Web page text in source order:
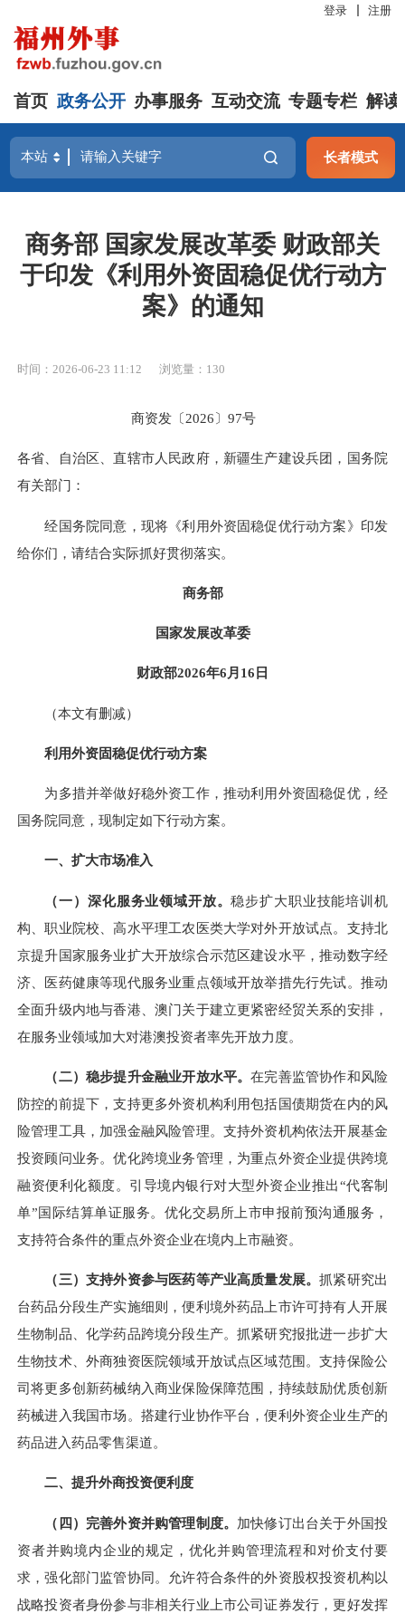
登录 注册
首页 政务公开 办事服务 互动交流 专题专栏 解读
长者模式
商务部 国家发展改革委 财政部关
于印发《利用外资固稳促优行动方
案》的通知
时间：2026-06-23 11:12 浏览量：130
商资发〔2026〕97号
各省、自治区、直辖市人民政府，新疆生产建设兵团，国务院
有关部门：
经国务院同意，现将《利用外资固稳促优行动方案》印发
给你们，请结合实际抓好贯彻落实。
商务部
国家发展改革委
财政部2026年6月16日
（本文有删减）
利用外资固稳促优行动方案
为多措并举做好稳外资工作，推动利用外资固稳促优，经
国务院同意，现制定如下行动方案。
一、扩大市场准入
（一）深化服务业领域开放。稳步扩大职业技能培训机
构、职业院校、高水平理工农医类大学对外开放试点。支持北
京提升国家服务业扩大开放综合示范区建设水平，推动数字经
济、医药健康等现代服务业重点领域开放举措先行先试。推动
全面升级内地与香港、澳门关于建立更紧密经贸关系的安排，
在服务业领域加大对港澳投资者率先开放力度。
（二）稳步提升金融业开放水平。在完善监管协作和风险
防控的前提下，支持更多外资机构利用包括国债期货在内的风
险管理工具，加强金融风险管理。支持外资机构依法开展基金
投资顾问业务。优化跨境业务管理，为重点外资企业提供跨境
融资便利化额度。引导境内银行对大型外资企业推出“代客制
单”国际结算单证服务。优化交易所上市申报前预沟通服务，
支持符合条件的重点外资企业在境内上市融资。
（三）支持外资参与医药等产业高质量发展。抓紧研究出
台药品分段生产实施细则，便利境外药品上市许可持有人开展
生物制品、化学药品跨境分段生产。抓紧研究报批进一步扩大
生物技术、外商独资医院领域开放试点区域范围。支持保险公
司将更多创新药械纳入商业保险保障范围，持续鼓励优质创新
药械进入我国市场。搭建行业协作平台，便利外资企业生产的
药品进入药品零售渠道。
二、提升外商投资便利度
（四）完善外资并购管理制度。 加快修订出台关于外国投
资者并购境内企业的规定，优化并购管理流程和对价支付要
求，强化部门监管协同。允许符合条件的外资股权投资机构以
战略投资者身份参与非相关行业上市公司证券发行，更好发挥